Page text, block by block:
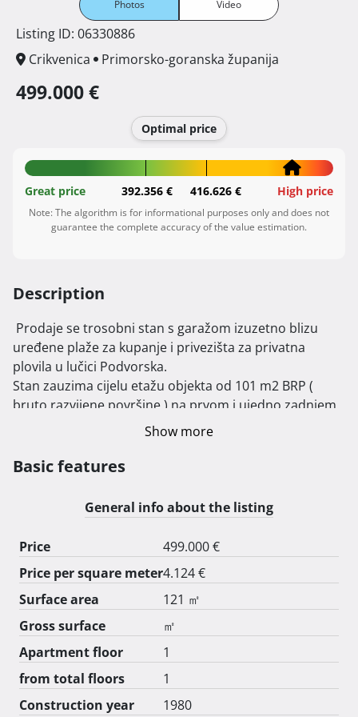
Photos Video
Listing ID: 06330886
Crikvenica
Primorsko-goranska županija
499.000 €
Optimal price
Great price 392.356 € 416.626 € High price
Note: The algorithm is for informational purposes only and does not
guarantee the complete accuracy of the value estimation.
Description
uređene plaže za kupanje i privezišta za privatna
plovila u lučici Podvorska.
Stan zauzima cijelu etažu objekta od 101 m2 BRP (
bruto razvijene površine ) na prvom i ujedno zadnjem
ulazi u garažu veličine površine od neto 17 m2.
Uredna dokumentacija. Jedan vlasnik.
Odmah useljivo.
NAPOMENA :
Stan se prodaje nenamješten !
SLIKE i priloženi VIDEO na kojima se vidi namješteni
stan, predstavljaju zamišljenu iluziju namještenja radi
što boljeg predočenja kupcu o mogućem uređenju koji
u dogovoru s arhitektom dizajnerom može biti baš
takav.
Dodatne slike su raspoložive na poziv ili poruku bilo
Show more
Basic features
General info about the listing
Price
499.000 €
Price per square meter4.124 €
Surface area
121 ㎡
Gross surface
㎡
Apartment floor
1
from total floors
1
Construction year
1980